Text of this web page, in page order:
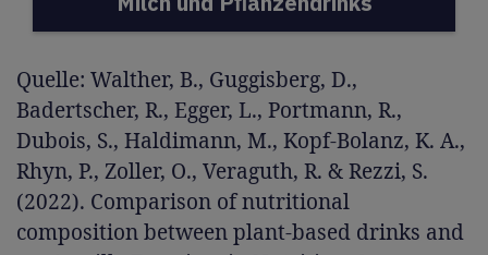
Quelle: Walther, B., Guggisberg, D.,
Badertscher, R., Egger, L., Portmann, R.,
Dubois, S., Haldimann, M., Kopf-Bolanz, K. A.,
Rhyn, P., Zoller, O., Veraguth, R. & Rezzi, S.
(2022). Comparison of nutritional
composition between plant-based drinks and